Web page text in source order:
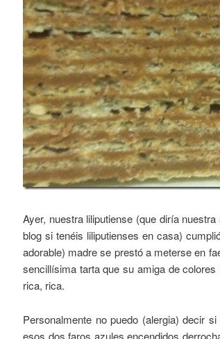
Ayer, nuestra liliputiense (que diría nuestra
blog si tenéis liliputienses en casa)
adorable) madre se prestó a meterse en
sencillísima tarta que su amiga de
rica, rica.
Personalmente no puedo (alergia) decir
esos dos faros azules encendidos